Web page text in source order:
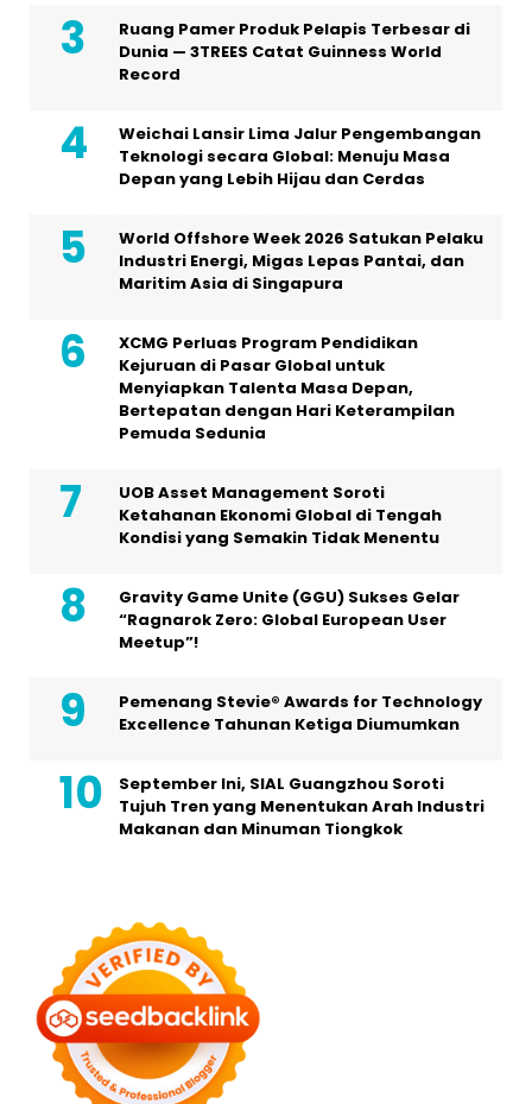
Ruang Pamer Produk Pelapis Terbesar di
Dunia — 3TREES Catat Guinness World
Record
Weichai Lansir Lima Jalur Pengembangan
Teknologi secara Global: Menuju Masa
Depan yang Lebih Hijau dan Cerdas
World Offshore Week 2026 Satukan Pelaku
Industri Energi, Migas Lepas Pantai, dan
Maritim Asia di Singapura
XCMG Perluas Program Pendidikan
Kejuruan di Pasar Global untuk
Menyiapkan Talenta Masa Depan,
Bertepatan dengan Hari Keterampilan
Pemuda Sedunia
UOB Asset Management Soroti
Ketahanan Ekonomi Global di Tengah
Kondisi yang Semakin Tidak Menentu
Gravity Game Unite (GGU) Sukses Gelar
“Ragnarok Zero: Global European User
Meetup”!
Pemenang Stevie® Awards for Technology
Excellence Tahunan Ketiga Diumumkan
September Ini, SIAL Guangzhou Soroti
Tujuh Tren yang Menentukan Arah Industri
Makanan dan Minuman Tiongkok